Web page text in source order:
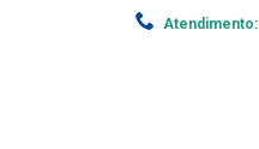
Atendimento: